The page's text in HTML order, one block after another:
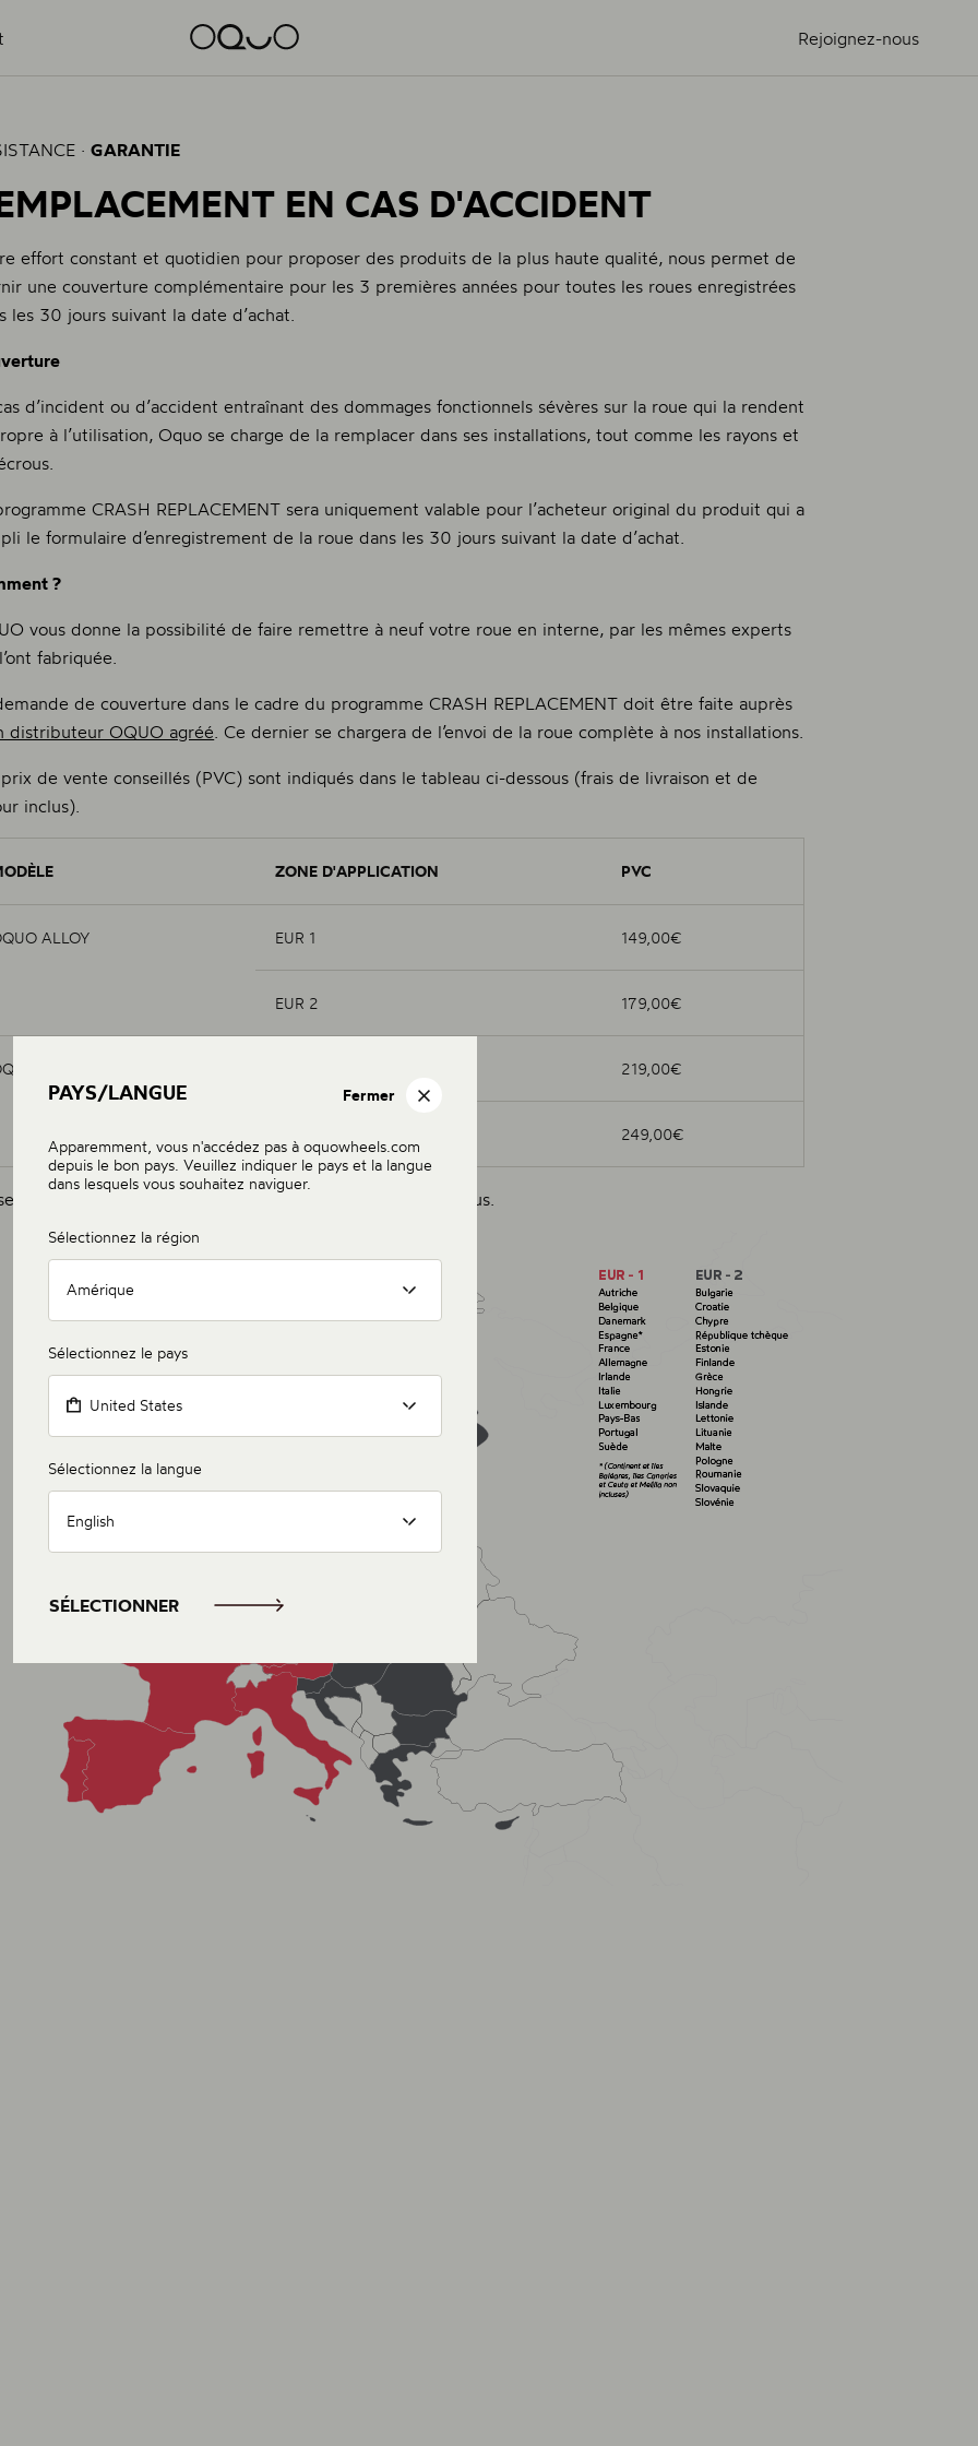
Rejoignez-nous
·GARANTIE
EN CAS D'ACCIDENT
effort constant et quotidien pour proposer des produits de la plus haute qualité, nous permet de
une couverture complémentaire pour les 3 premières années pour toutes les roues enregistrées
les 30 jours suivant la date d’achat.
d’incident ou d’accident entraînant des dommages fonctionnels sévères sur la roue qui la rendent
à l’utilisation, Oquo se charge de la remplacer dans ses installations, tout comme les rayons et
CRASH REPLACEMENT sera uniquement valable pour l’acheteur original du produit qui a
le formulaire d’enregistrement de la roue dans les 30 jours suivant la date d’achat.
?
vous donne la possibilité de faire remettre à neuf votre roue en interne, par les mêmes experts
fabriquée.
de couverture dans le cadre du programme CRASH REPLACEMENT doit être faite auprès
distributeur OQUO agréé . Ce dernier se chargera de l’envoi de la roue complète à nos installations.
de vente conseillés (PVC) sont indiqués dans le tableau ci-dessous (frais de livraison et de
inclus).
ZONE D'APPLICATION PVC
ALLOY EUR 1 149,00€
EUR 2 179,00€
CARBON 219,00€
249,00€
n'est disponible que dans les pays indiqués ci-dessous.
PAYS/LANGUE Fermer
Apparemment, vous n'accédez pas à oquowheels.com
depuis le bon pays. Veuillez indiquer le pays et la langue
dans lesquels vous souhaitez naviguer.
Sélectionnez la région
Amérique
Sélectionnez le pays
United States
Sélectionnez la langue
English
SÉLECTIONNER